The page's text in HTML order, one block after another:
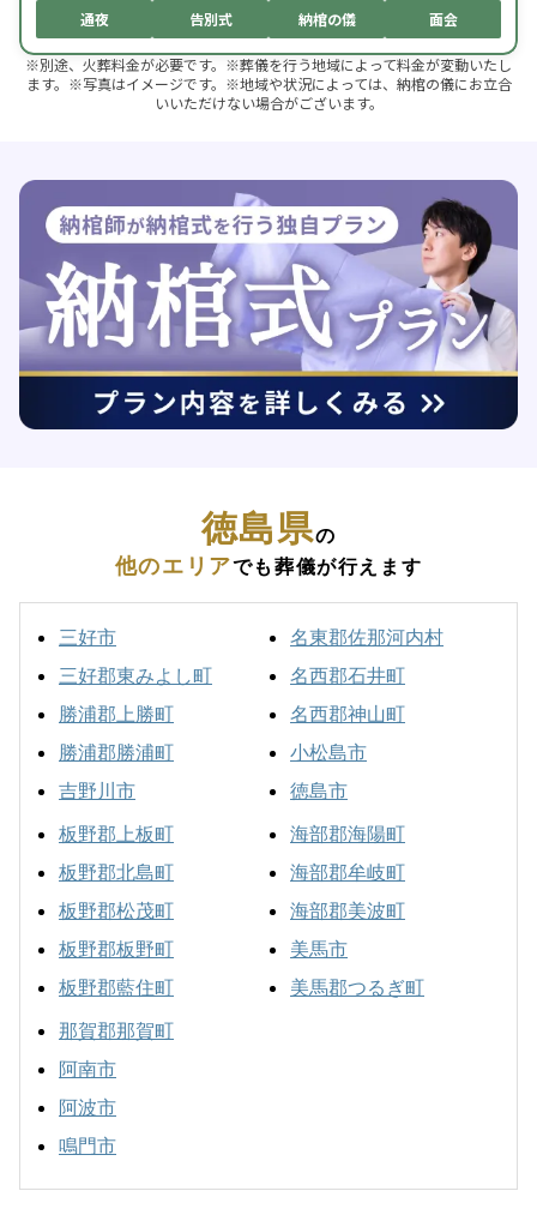
通夜 告別式 納棺の儀 面会
※別途、火葬料金が必要です。※葬儀を行う地域によって料金が変動いたし
ます。※写真はイメージです。※地域や状況によっては、納棺の儀にお立合
いいただけない場合がございます。
徳島県の
他のエリアでも葬儀が行えます
三好市
三好郡東みよし町
勝浦郡上勝町
勝浦郡勝浦町
吉野川市
名東郡佐那河内村
名西郡石井町
名西郡神山町
小松島市
徳島市
板野郡上板町
板野郡北島町
板野郡松茂町
板野郡板野町
板野郡藍住町
海部郡海陽町
海部郡牟岐町
海部郡美波町
美馬市
美馬郡つるぎ町
那賀郡那賀町
阿南市
阿波市
鳴門市